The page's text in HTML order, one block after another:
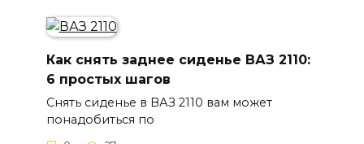
Как снять заднее сиденье ВАЗ 2110:
6 простых шагов
Снять сиденье в ВАЗ 2110 вам может
понадобиться по